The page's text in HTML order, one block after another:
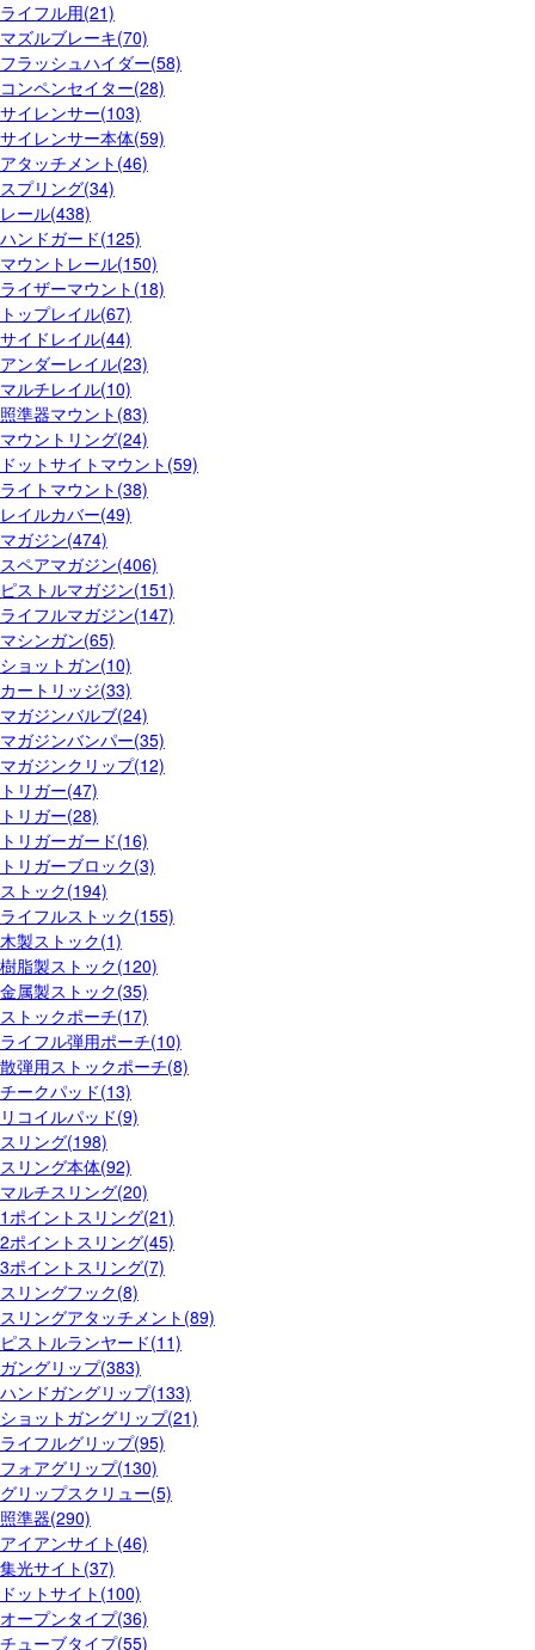
ライフル用(21)
マズルブレーキ(70)
フラッシュハイダー(58)
コンペンセイター(28)
サイレンサー(103)
サイレンサー本体(59)
アタッチメント(46)
スプリング(34)
レール(438)
ハンドガード(125)
マウントレール(150)
ライザーマウント(18)
トップレイル(67)
サイドレイル(44)
アンダーレイル(23)
マルチレイル(10)
照準器マウント(83)
マウントリング(24)
ドットサイトマウント(59)
ライトマウント(38)
レイルカバー(49)
マガジン(474)
スペアマガジン(406)
ピストルマガジン(151)
ライフルマガジン(147)
マシンガン(65)
ショットガン(10)
カートリッジ(33)
マガジンバルブ(24)
マガジンバンパー(35)
マガジンクリップ(12)
トリガー(47)
トリガー(28)
トリガーガード(16)
トリガーブロック(3)
ストック(194)
ライフルストック(155)
木製ストック(1)
樹脂製ストック(120)
金属製ストック(35)
ストックポーチ(17)
ライフル弾用ポーチ(10)
散弾用ストックポーチ(8)
チークパッド(13)
リコイルパッド(9)
スリング(198)
スリング本体(92)
マルチスリング(20)
1ポイントスリング(21)
2ポイントスリング(45)
3ポイントスリング(7)
スリングフック(8)
スリングアタッチメント(89)
ピストルランヤード(11)
ガングリップ(383)
ハンドガングリップ(133)
ショットガングリップ(21)
ライフルグリップ(95)
フォアグリップ(130)
グリップスクリュー(5)
照準器(290)
アイアンサイト(46)
集光サイト(37)
ドットサイト(100)
オープンタイプ(36)
チューブタイプ(55)